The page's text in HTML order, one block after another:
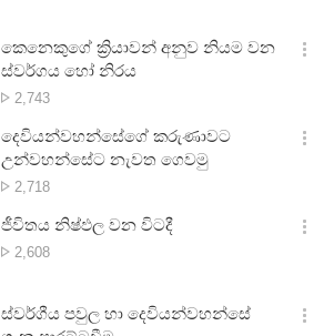
기
කෙනෙකුගේ ක්‍රියාවන් අනුව නියම වන
ස්වර්ගය හෝ නිරය
නැරඹූ
2,743
옵
기
දෙවියන්වහන්සේගේ කරුණාවට
උන්වහන්සේට නැවත ගෙවමු
නැරඹූ
2,718
옵
기
ජීවිතය නිෂ්ඵල වන විටදී
නැරඹූ
2,608
옵
기
ස්වර්ගීය පවුල හා දෙවියන්වහන්සේ
옵